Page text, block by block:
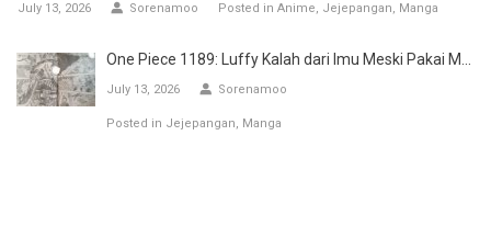
July 13, 2026 Sorenamoo Posted in Anime Jejepangan Manga
One Piece 1189: Luffy Kalah dari Imu Meski Pakai M...
July 13, 2026 Sorenamoo
Posted in Jejepangan Manga